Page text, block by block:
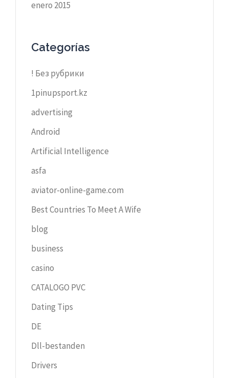
enero 2015
Categorías
! Без рубрики
1pinupsport.kz
advertising
Android
Artificial Intelligence
asfa
aviator-online-game.com
Best Countries To Meet A Wife
blog
business
casino
CATALOGO PVC
Dating Tips
DE
Dll-bestanden
Drivers